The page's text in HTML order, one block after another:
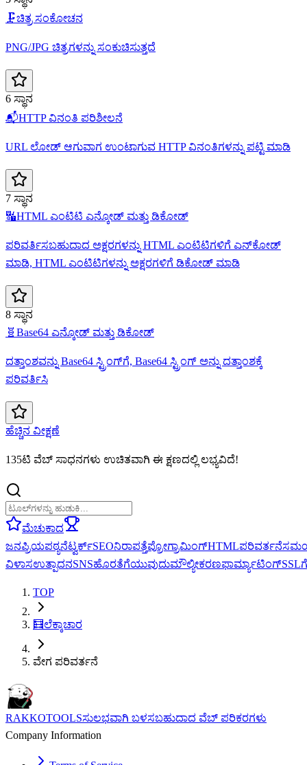
🗜️ಚಿತ್ರ ಸಂಕೋಚನ
PNG/JPG ಚಿತ್ರಗಳನ್ನು ಸಂಕುಚಿಸುತ್ತದೆ
6 ಸ್ಥಾನ
📬HTTP ವಿನಂತಿ ಪರಿಶೀಲನೆ
URL ಲೋಡ್ ಆಗುವಾಗ ಉಂಟಾಗುವ HTTP ವಿನಂತಿಗಳನ್ನು ಪಟ್ಟಿ ಮಾಡಿ
7 ಸ್ಥಾನ
🔣HTML ಎಂಟಿಟಿ ಎನ್ಕೋಡ್‌ ಮತ್ತು ಡಿಕೋಡ್
ಪರಿವರ್ತಿಸಬಹುದಾದ ಅಕ್ಷರಗಳನ್ನು HTML ಎಂಟಿಟಿಗಳಿಗೆ ಎನ್‌ಕೋಡ್
ಮಾಡಿ, HTML ಎಂಟಿಟಿಗಳನ್ನು ಅಕ್ಷರಗಳಿಗೆ ಡಿಕೋಡ್ ಮಾಡಿ
8 ಸ್ಥಾನ
🧬 Base64 ಎನ್ಕೋಡ್ ಮತ್ತು ಡಿಕೋಡ್
ದತ್ತಾಂಶವನ್ನು Base64 ಸ್ಟ್ರಿಂಗ್‌ಗೆ, Base64 ಸ್ಟ್ರಿಂಗ್ ಅನ್ನು ದತ್ತಾಂಶಕ್ಕೆ
ಪರಿವರ್ತಿಸಿ
ಹೆಚ್ಚಿನ ವೀಕ್ಷಣೆ
135ಟಿ ವೆಬ್ ಸಾಧನಗಳು ಉಚಿತವಾಗಿ ಈ ಕ್ಷಣದಲ್ಲಿ ಲಭ್ಯವಿದೆ!
ಮೆಚುಕಾದ
ಜನಪ್ರಿಯಪಠ್ಯನೆಟ್ವರ್ಕ್SEOನಿರಾಪತ್ತೆಪ್ರೋಗ್ರಾಮಿಂಗ್HTMLಪರಿವರ್ತನೆ
ವಿಳಾಸಉತ್ಪಾದನSNSಹೊರತೆಗೆಯುವುದುಮೌಲ್ಯೀಕರಣಫಾರ್ಮ್ಯಾಟಿಂಗ್SSL
TOP
🧮ಲೆಕ್ಕಾಚಾರ
ವೇಗ ಪರಿವರ್ತನೆ
RAKKOTOOLSಸುಲಭವಾಗಿ ಬಳಸಬಹುದಾದ ವೆಬ್ ಪರಿಕರಗಳು
Company Information